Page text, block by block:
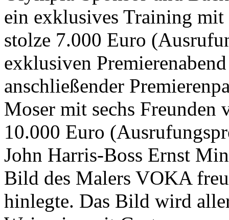
ein exklusives Training mit
stolze 7.000 Euro
exklusiven
anschließender
Moser mit sechs Freunden
10.000 Euro
John Harris-Boss Ernst
Bild des Malers VOKA
hinlegte. Das Bild wird